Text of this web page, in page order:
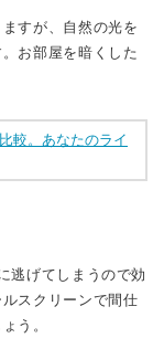
すが、自然の光を
お部屋を暗くした
較。あなたのライ
逃げてしまうので効
スクリーンで間仕
う。